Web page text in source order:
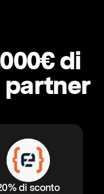
di
partner
di sconto